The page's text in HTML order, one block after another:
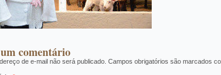
comentário
de e-mail não será publicado. Campos obrigatórios são marcados